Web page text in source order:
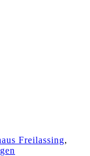
Freilassing,